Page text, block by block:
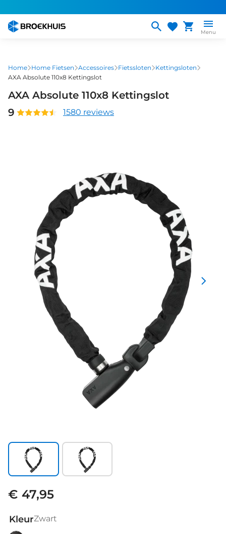
naar
gaan
Menu
Home Home Fietsen Accessoires Fietssloten
Kettingsloten
AXA Absolute 110x8 Kettingslot
AXA Absolute 110x8 Kettingslot
9
1580 reviews
€ 47,95
KleurZwart